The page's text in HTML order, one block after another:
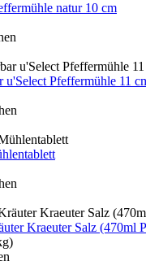
natur 10 cm
u'Select Pfeffermühle 11
Kraeuter Salz (470ml